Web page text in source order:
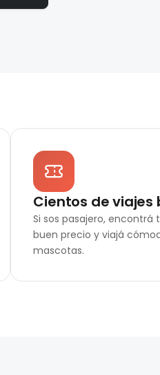
Cientos de viajes
Si sos pasajero, encontrá
buen precio y viajá
mascotas.